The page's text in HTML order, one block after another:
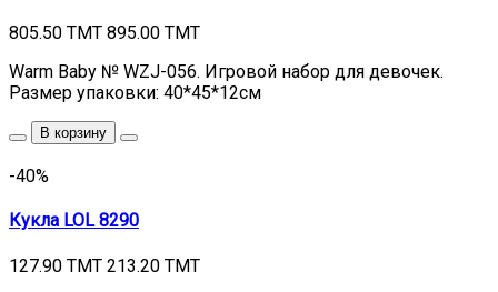
805.50 TMT 895.00 TMT
Warm Baby № WZJ-056. Игровой набор для девочек.
Размер упаковки: 40*45*12см
В корзину
-40%
Кукла LOL 8290
127.90 TMT 213.20 TMT